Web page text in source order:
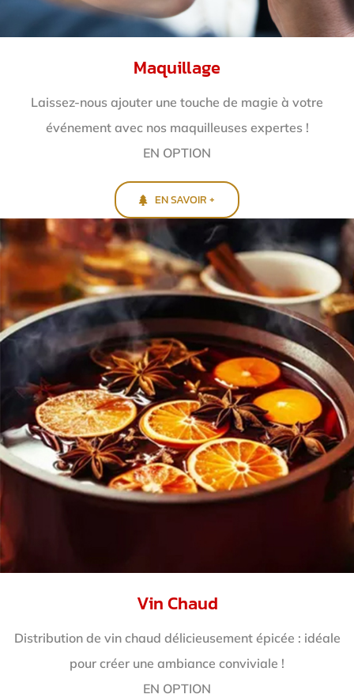
Maquillage
Laissez-nous ajouter une touche de magie à votre
événement avec nos maquilleuses expertes !
EN OPTION
EN SAVOIR +
Vin Chaud
Distribution de vin chaud délicieusement épicée : idéale
pour créer une ambiance conviviale !
EN OPTION